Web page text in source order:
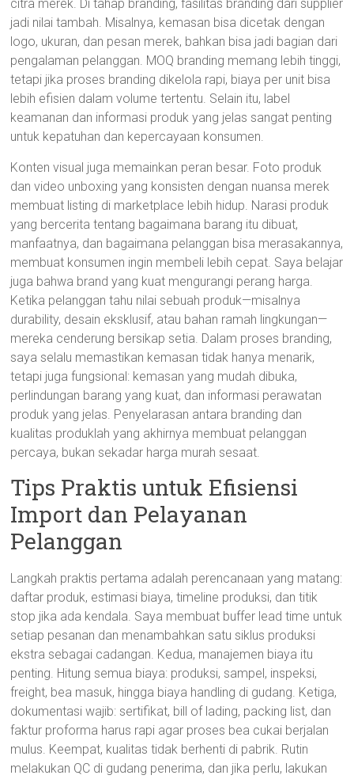
citra merek. Di tahap branding, fasilitas branding dari supplier
jadi nilai tambah. Misalnya, kemasan bisa dicetak dengan
logo, ukuran, dan pesan merek, bahkan bisa jadi bagian dari
pengalaman pelanggan. MOQ branding memang lebih tinggi,
tetapi jika proses branding dikelola rapi, biaya per unit bisa
lebih efisien dalam volume tertentu. Selain itu, label
keamanan dan informasi produk yang jelas sangat penting
untuk kepatuhan dan kepercayaan konsumen.
Konten visual juga memainkan peran besar. Foto produk
dan video unboxing yang konsisten dengan nuansa merek
membuat listing di marketplace lebih hidup. Narasi produk
yang bercerita tentang bagaimana barang itu dibuat,
manfaatnya, dan bagaimana pelanggan bisa merasakannya,
membuat konsumen ingin membeli lebih cepat. Saya belajar
juga bahwa brand yang kuat mengurangi perang harga.
Ketika pelanggan tahu nilai sebuah produk—misalnya
durability, desain eksklusif, atau bahan ramah lingkungan—
mereka cenderung bersikap setia. Dalam proses branding,
saya selalu memastikan kemasan tidak hanya menarik,
tetapi juga fungsional: kemasan yang mudah dibuka,
perlindungan barang yang kuat, dan informasi perawatan
produk yang jelas. Penyelarasan antara branding dan
kualitas produklah yang akhirnya membuat pelanggan
percaya, bukan sekadar harga murah sesaat.
Tips Praktis untuk Efisiensi
Import dan Pelayanan
Pelanggan
Langkah praktis pertama adalah perencanaan yang matang:
daftar produk, estimasi biaya, timeline produksi, dan titik
stop jika ada kendala. Saya membuat buffer lead time untuk
setiap pesanan dan menambahkan satu siklus produksi
ekstra sebagai cadangan. Kedua, manajemen biaya itu
penting. Hitung semua biaya: produksi, sampel, inspeksi,
freight, bea masuk, hingga biaya handling di gudang. Ketiga,
dokumentasi wajib: sertifikat, bill of lading, packing list, dan
faktur proforma harus rapi agar proses bea cukai berjalan
mulus. Keempat, kualitas tidak berhenti di pabrik. Rutin
melakukan QC di gudang penerima, dan jika perlu, lakukan